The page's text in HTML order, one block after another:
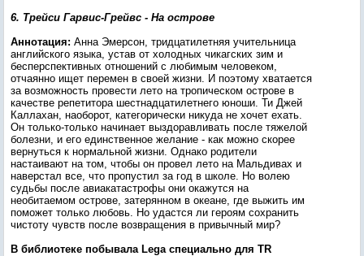
6. Трейси Гарвис-Грейвс - На острове
Аннотация: Анна Эмерсон, тридцатилетняя учительница
английского языка, устав от холодных чикагских зим и
бесперспективных отношений с любимым человеком,
отчаянно ищет перемен в своей жизни. И поэтому хватается
за возможность провести лето на тропическом острове в
качестве репетитора шестнадцатилетнего юноши. Ти Джей
Каллахан, наоборот, категорически никуда не хочет ехать.
Он только-только начинает выздоравливать после тяжелой
болезни, и его единственное желание - как можно скорее
вернуться к нормальной жизни. Однако родители
настаивают на том, чтобы он провел лето на Мальдивах и
наверстал все, что пропустил за год в школе. Но волею
судьбы после авиакатастрофы они окажутся на
необитаемом острове, затерянном в океане, где выжить им
поможет только любовь. Но удастся ли героям сохранить
чистоту чувств после возвращения в привычный мир?
В библиотеке побывала Lega специально для TR